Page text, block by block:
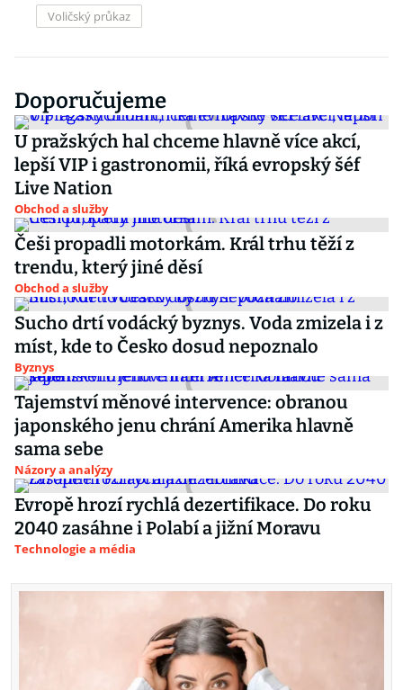
Voličský průkaz
Doporučujeme
U pražských hal chceme hlavně více akcí,
lepší VIP i gastronomii, říká evropský šéf
Live Nation
Obchod a služby
Češi propadli motorkám. Král trhu těží z
trendu, který jiné děsí
Obchod a služby
Sucho drtí vodácký byznys. Voda zmizela i z
míst, kde to Česko dosud nepoznalo
Byznys
Tajemství měnové intervence: obranou
japonského jenu chrání Amerika hlavně
sama sebe
Názory a analýzy
Evropě hrozí rychlá dezertifikace. Do roku
2040 zasáhne i Polabí a jižní Moravu
Technologie a média